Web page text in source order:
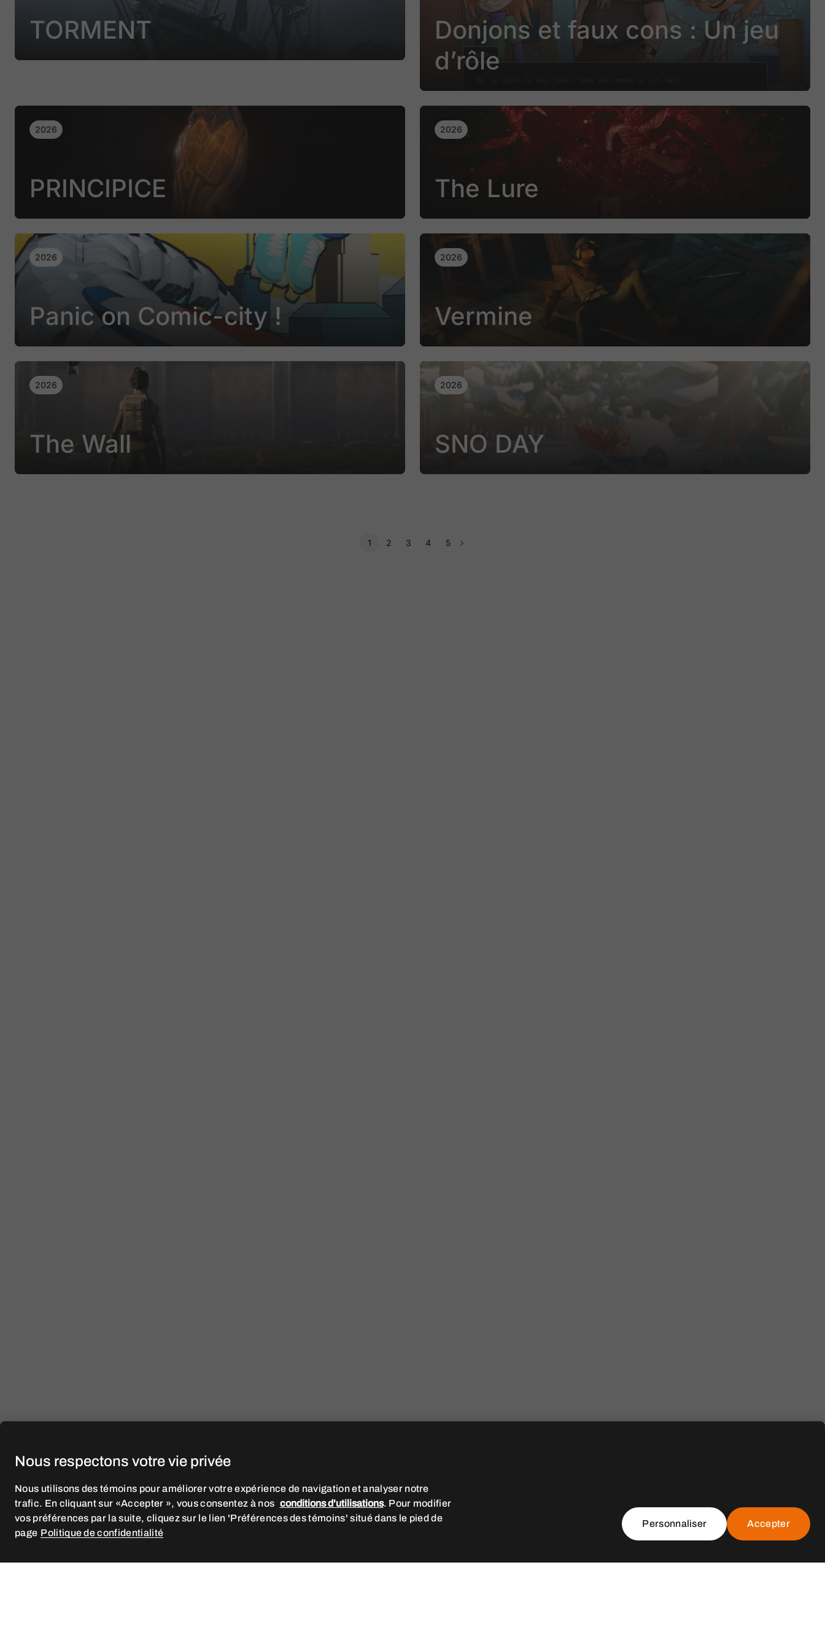
TORMENT
Donjons et faux cons : Un jeu
d’rôle
2026
PRINCIPICE
2026
The Lure
2026
Panic on Comic-city !
2026
Vermine
2026
The Wall
2026
SNO DAY
1 2 3 4 5 Page suivante
Nous respectons votre vie privée
Nous utilisons des témoins pour améliorer votre expérience de navigation et analyser notre
trafic. En cliquant sur «Accepter », vous consentez à nos conditions d'utilisations. Pour modifier
vos préférences par la suite, cliquez sur le lien 'Préférences des témoins' situé dans le pied de
page Politique de confidentialité
Personnaliser Accepter